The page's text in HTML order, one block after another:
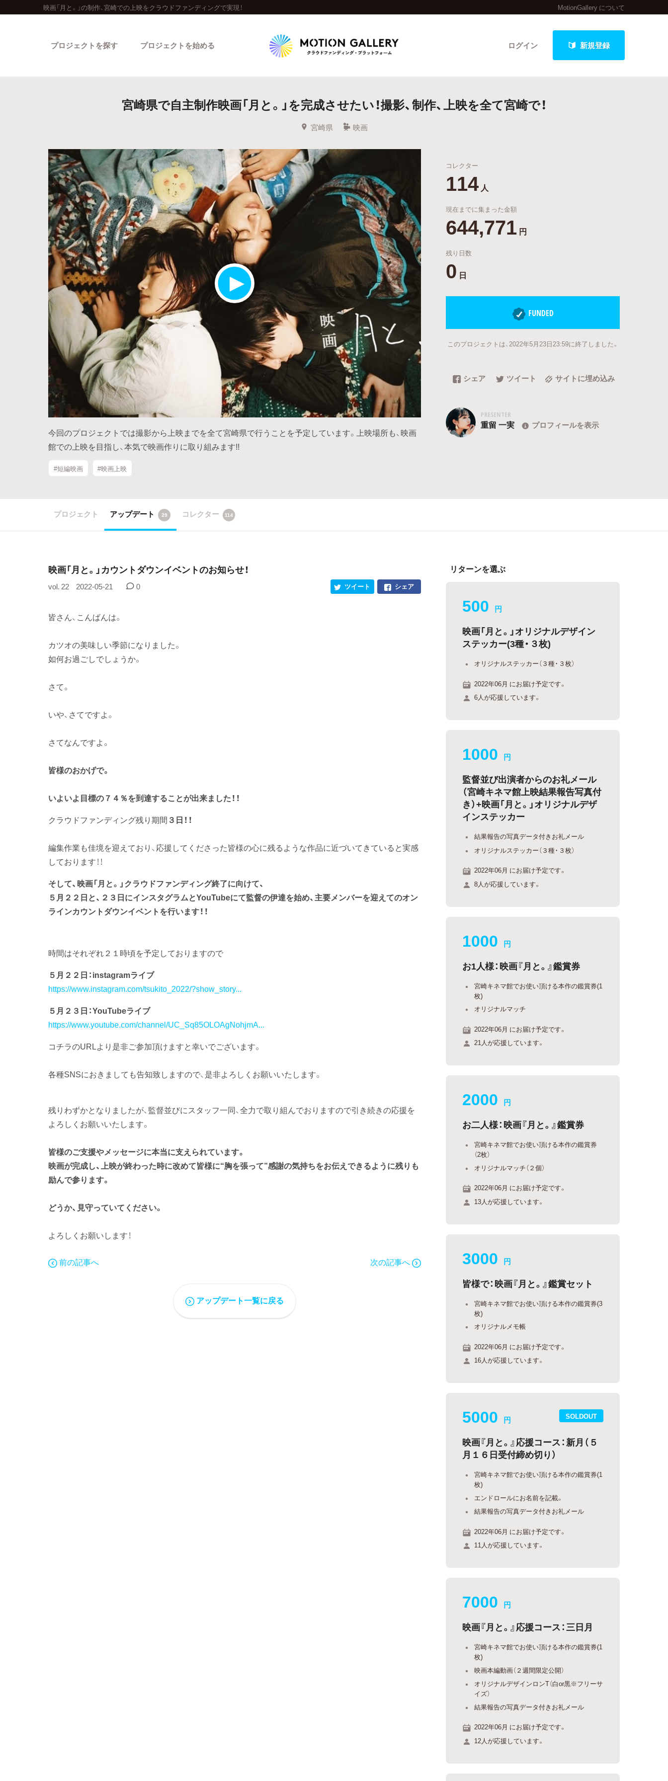
映画「月と。」の制作、宮崎での上映をクラウドファンディングで実現！ MotionGallery について
ログイン 新規登録
プロジェクトを探す
人気のプロジェクト 新着プロジェクト 終了間近のプロジェクト
Feature
カテゴリーから探す タグから探す キュレーターから探す 最新進捗報告から探す
Legendary
最新達成プロジェクト 調達額が大きいプロジェクト
プロジェクトを始める
宮崎県で自主制作映画「月と。」を完成させたい！撮影、制作、上映を全て宮崎で！
宮崎県 映画
今回のプロジェクトでは撮影から上映までを全て宮崎県で行うことを予定しています。上映場所も、映画
館での上映を目指し、本気で映画作りに取り組みます!!
#短編映画 #映画上映
コレクター
114 人
現在までに集まった金額
644,771 円
残り日数
0 日
FUNDED
このプロジェクトは、2022年5月23日23:59に終了しました。
シェア ツイート サイトに埋め込み
PRESENTER
重留 一実 プロフィールを表示
プロジェクト アップデート 29 コレクター 114
映画「月と。」カウントダウンイベントのお知らせ！
vol. 22 2022-05-21 0 シェア
ツイート
皆さん、こんばんは。
カツオの美味しい季節になりました。
如何お過ごしでしょうか。
さて。
いや、さてですよ。
さてなんですよ。
皆様のおかげで。
いよいよ目標の７４％を到達することが出来ました！！
クラウドファンディング残り期間 ３日！！
編集作業も佳境を迎えており、応援してくださった皆様の心に残るような作品に近づいてきていると実感
しております！！
そして、映画「月と。」クラウドファンディング終了に向けて、
５月２２日と、２３日にインスタグラムとYouTubeにて監督の伊達を始め、主要メンバーを迎えてのオン
ラインカウントダウンイベントを行います！！
時間はそれぞれ２１時頃を予定しておりますので
５月２２日：instagramライブ
https://www.instagram.com/tsukito_2022/?show_story...
５月２３日：YouTubeライブ
https://www.youtube.com/channel/UC_Sq85OLOAgNohjmA...
コチラのURLより是非ご参加頂けますと幸いでございます。
各種SNSにおきましても告知致しますので、是非よろしくお願いいたします。
残りわずかとなりましたが、監督並びにスタッフ一同、全力で取り組んでおりますので引き続きの応援を
よろしくお願いいたします。
皆様のご支援やメッセージに本当に支えられています。
映画が完成し、上映が終わった時に改めて皆様に“胸を張って”感謝の気持ちをお伝えできるように残りも
励んで参ります。
どうか、見守っていてください。
よろしくお願いします！
前の記事へ 次の記事へ
アップデート一覧に戻る
リターンを選ぶ
500 円
映画「月と。」オリジナルデザイン
ステッカー(3種・３枚)
オリジナルステッカー（３種・３枚）
2022年06月 にお届け予定です。
6人が応援しています。
1000 円
監督並び出演者からのお礼メール
（宮崎キネマ館上映結果報告写真付
き）+映画「月と。」オリジナルデザ
インステッカー
結果報告の写真データ付きお礼メール
オリジナルステッカー（３種・３枚）
2022年06月 にお届け予定です。
8人が応援しています。
1000 円
お1人様：映画『月と。』鑑賞券
宮崎キネマ館でお使い頂ける本作の鑑賞券(1
枚)
オリジナルマッチ
2022年06月 にお届け予定です。
21人が応援しています。
2000 円
お二人様：映画『月と。』鑑賞券
宮崎キネマ館でお使い頂ける本作の鑑賞券
（2枚）
オリジナルマッチ（２個）
2022年06月 にお届け予定です。
13人が応援しています。
3000 円
皆様で：映画『月と。』鑑賞セット
宮崎キネマ館でお使い頂ける本作の鑑賞券(3
枚)
オリジナルメモ帳
2022年06月 にお届け予定です。
16人が応援しています。
SOLDOUT
5000 円
映画『月と。』応援コース：新月（５
月１６日受付締め切り）
宮崎キネマ館でお使い頂ける本作の鑑賞券(1
枚)
エンドロールにお名前を記載。
結果報告の写真データ付きお礼メール
2022年06月 にお届け予定です。
11人が応援しています。
7000 円
映画『月と。』応援コース：三日月
宮崎キネマ館でお使い頂ける本作の鑑賞券(1
枚)
映画本編動画（２週間限定公開）
オリジナルデザインロンT（白or黒※フリーサ
イズ）
結果報告の写真データ付きお礼メール
2022年06月 にお届け予定です。
12人が応援しています。